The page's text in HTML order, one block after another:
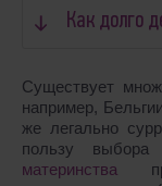
Как долго
Существует
например,
же легально
пользу выбора
материнства